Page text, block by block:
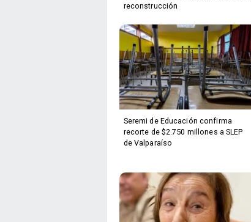
reconstrucción
Seremi de Educación confirma
recorte de $2.750 millones a SLEP
de Valparaíso